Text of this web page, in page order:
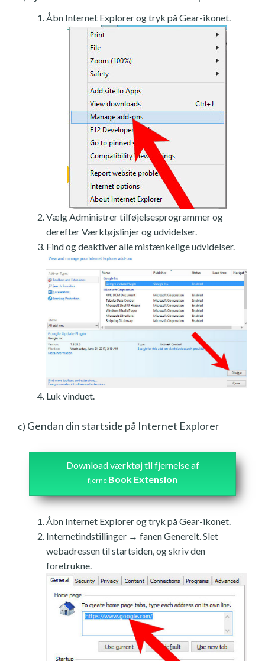
Åbn Internet Explorer og tryk på Gear-ikonet.
Vælg Administrer tilføjelsesprogrammer og
derefter Værktøjslinjer og udvidelser.
Find og deaktiver alle mistænkelige udvidelser.
Luk vinduet.
c) Gendan din startside på Internet Explorer
Download værktøj til fjernelse af
fjerne Book Extension
Åbn Internet Explorer og tryk på Gear-ikonet.
Internetindstillinger → fanen Generelt. Slet
webadressen til startsiden, og skriv den
foretrukne.